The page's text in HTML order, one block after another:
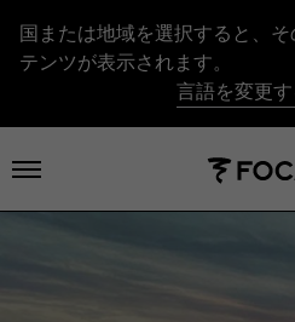
国または地域を選択すると、
テンツが表示されます。
言語を変更す
メニューを開く